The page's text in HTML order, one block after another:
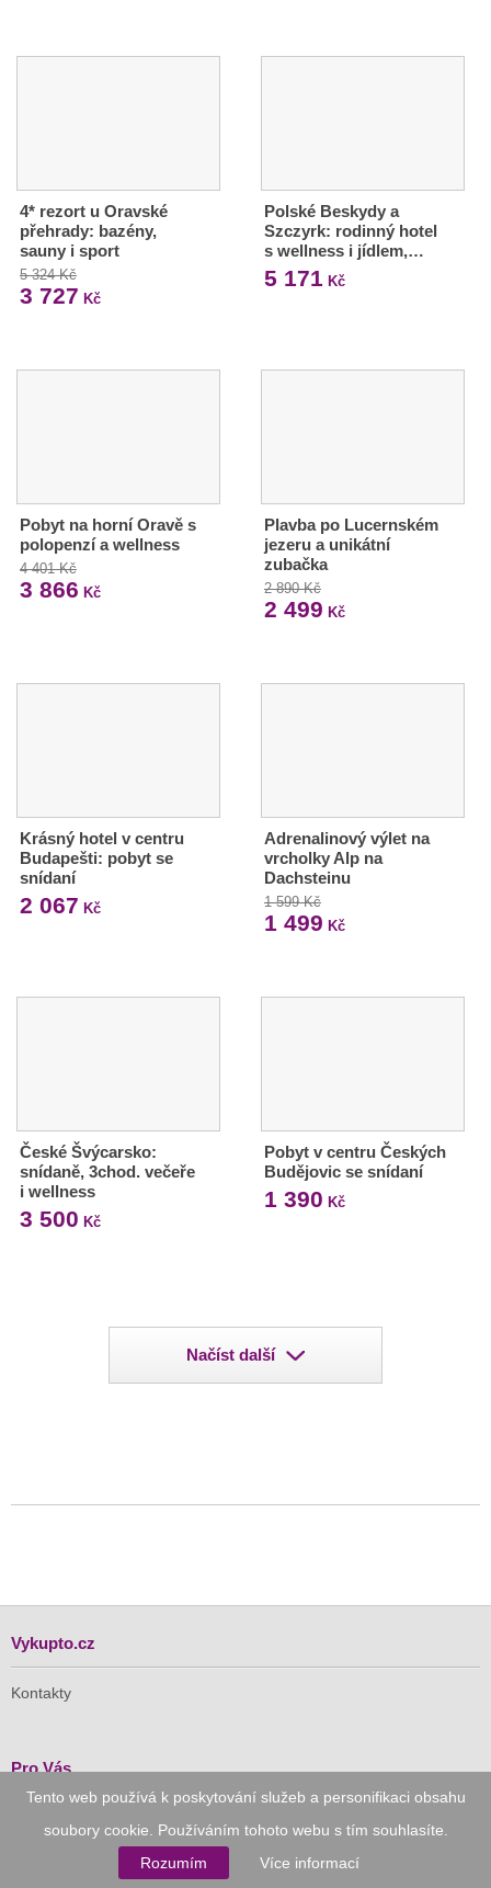
Tento web používá k poskytování služeb a personifikaci obsahu
soubory cookie. Používáním tohoto webu s tím souhlasíte.
Rozumím
Více informací
4* rezort u Oravské
přehrady: bazény,
sauny i sport
5 324 Kč
3 727 Kč
Polské Beskydy a
Szczyrk: rodinný hotel
s wellness i jídlem,…
5 171 Kč
Pobyt na horní Oravě s
polopenzí a wellness
4 401 Kč
3 866 Kč
Plavba po Lucernském
jezeru a unikátní
zubačka
2 890 Kč
2 499 Kč
Krásný hotel v centru
Budapešti: pobyt se
snídaní
2 067 Kč
Adrenalinový výlet na
vrcholky Alp na
Dachsteinu
1 599 Kč
1 499 Kč
České Švýcarsko:
snídaně, 3chod. večeře
i wellness
3 500 Kč
Pobyt v centru Českých
Budějovic se snídaní
1 390 Kč
Načíst další
Vykupto.cz
Kontakty
Pro Vás
Vykupto na Facebooku